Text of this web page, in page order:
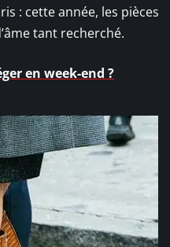
: cette année, les pièces
tant recherché.
en week-end ?